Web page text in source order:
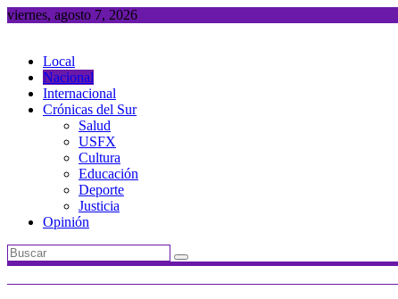
Saltar
viernes, agosto 7, 2026
Local
Nacional
Internacional
Crónicas del Sur
Salud
USFX
Cultura
Educación
Deporte
Justicia
Opinión